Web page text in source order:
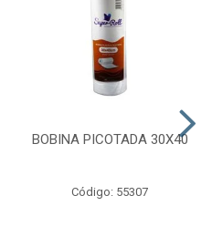
BOBINA PICOTADA 30X40
Código: 55307